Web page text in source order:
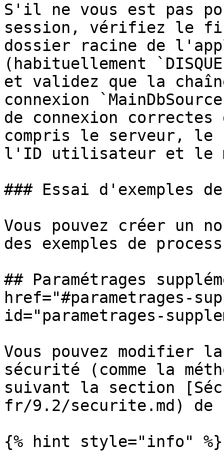
S'il ne vous est pas
session, vérifiez le
dossier racine de
(habituellement
et validez que la
connexion
de connexion
compris le serveur, le
l'ID utilisateur et le
### Essai d'exemples
Vous pouvez créer un
des exemples de
## Paramétrages
href="#parametrages-
id="parametrages-
Vous pouvez modifier
sécurité (comme la
suivant la section
fr/9.2/securite.md) de
{% hint style="info" %}